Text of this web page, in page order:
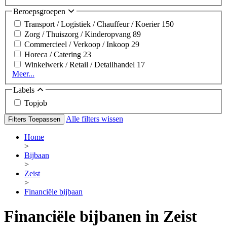
Beroepsgroepen
Transport / Logistiek / Chauffeur / Koerier 150
Zorg / Thuiszorg / Kinderopvang 89
Commercieel / Verkoop / Inkoop 29
Horeca / Catering 23
Winkelwerk / Retail / Detailhandel 17
Meer...
Labels
Topjob
Filters Toepassen Alle filters wissen
Home
>
Bijbaan
>
Zeist
>
Financiële bijbaan
Financiële bijbanen in Zeist